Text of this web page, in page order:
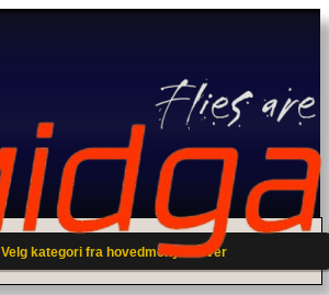
Velg kategori fra hovedmenyen over